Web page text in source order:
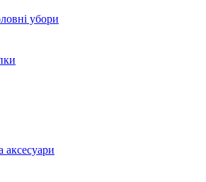
убори
аксесуари